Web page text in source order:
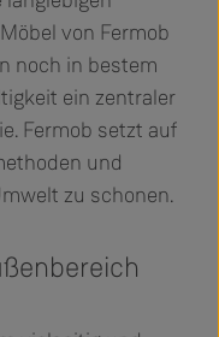
von Fermob
noch in bestem
ein zentraler
Fermob setzt auf
und
zu schonen.